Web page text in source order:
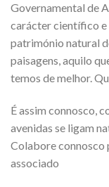
Governamental de
carácter científico e
património natural
paisagens, aquilo
temos de melhor.
É assim connosco,
avenidas se ligam
Colabore connosco
associado